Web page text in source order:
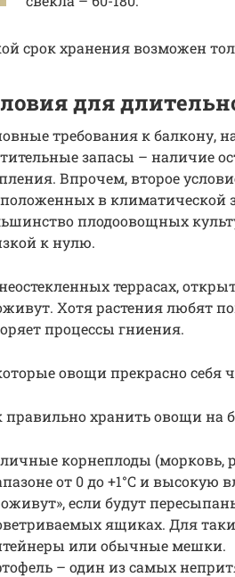
срок хранения возможен
для
требования к балкону,
запасы – наличие
Впрочем, второе
в климатической
плодоовощных
к нулю.
террасах,
Хотя растения любят
процессы гниения.
овощи прекрасно себя
правильно хранить овощи на
корнеплоды (морковь,
от 0 до +1°С и высокую
если будут
ящиках. Для
или обычные мешки.
– один из самых